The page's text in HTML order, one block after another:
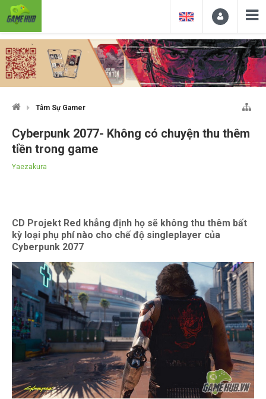
Tâm Sự Gamer
Cyberpunk 2077- Không có chuyện thu thêm
tiền trong game
Yaezakura
CD Projekt Red khẳng định họ sẽ không thu thêm bất
kỳ loại phụ phí nào cho chế độ singleplayer của
Cyberpunk 2077